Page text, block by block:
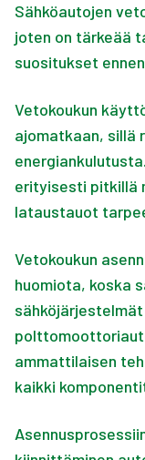
Sähköautojen
joten on tärkeää
suositukset
Vetokoukun
ajomatkaan, sillä
erityisesti pitkillä
lataustauot
Vetokoukun
huomiota, koska
ammattilaisen
kaikki